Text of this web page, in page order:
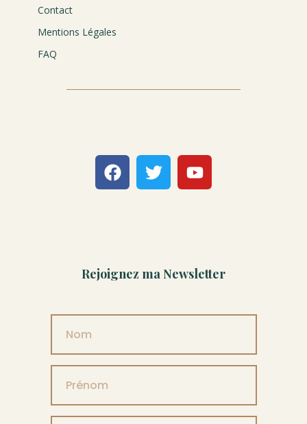
Contact
Mentions Légales
FAQ
Rejoignez ma Newsletter